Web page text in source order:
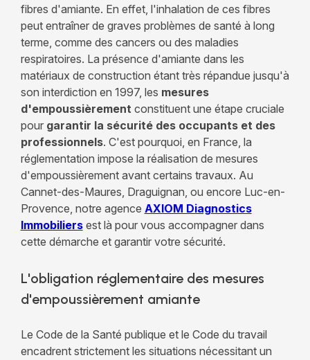
fibres d'amiante. En effet, l'inhalation de ces fibres
peut entraîner de graves problèmes de santé à long
terme, comme des cancers ou des maladies
respiratoires. La présence d'amiante dans les
matériaux de construction étant très répandue jusqu'à
son interdiction en 1997, les mesures
d'empoussièrement constituent une étape cruciale
pour garantir la sécurité des occupants et des
professionnels. C'est pourquoi, en France, la
réglementation impose la réalisation de mesures
d'empoussièrement avant certains travaux. Au
Cannet-des-Maures, Draguignan, ou encore Luc-en-
Provence, notre agence AXIOM Diagnostics
Immobiliersest là pour vous accompagner dans
cette démarche et garantir votre sécurité.
L'obligation réglementaire des mesures
d'empoussièrement amiante
Le Code de la Santé publique et le Code du travail
encadrent strictement les situations nécessitant un